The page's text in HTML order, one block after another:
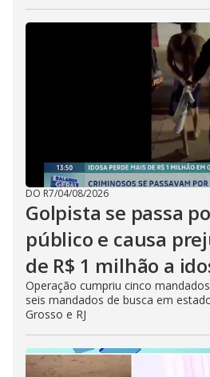
DO R7/04/08/2026
Golpista se passa
público e causa
de R$ 1 milhão a
Operação cumpriu cinco
seis mandados de busca em
Grosso e RJ